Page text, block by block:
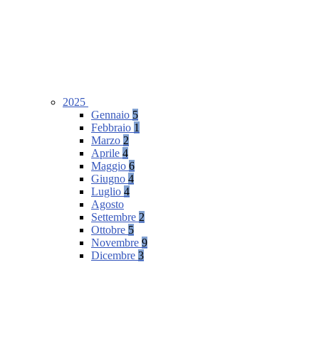
2025
Gennaio 5
Febbraio 1
Marzo 2
Aprile 4
Maggio 6
Giugno 4
Luglio 4
Agosto
Settembre 2
Ottobre 5
Novembre 9
Dicembre 3